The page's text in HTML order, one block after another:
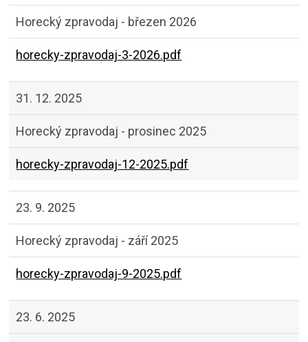
Horecký zpravodaj - březen 2026
horecky-zpravodaj-3-2026.pdf
31. 12. 2025
Horecký zpravodaj - prosinec 2025
horecky-zpravodaj-12-2025.pdf
23. 9. 2025
Horecký zpravodaj - září 2025
horecky-zpravodaj-9-2025.pdf
23. 6. 2025